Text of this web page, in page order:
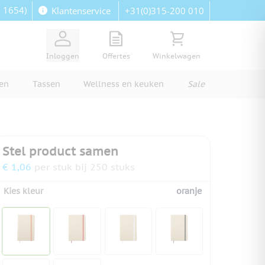
1654) Klantenservice +31(0)315-200 010
Inloggen
View quote, Quote is empty
Offertes
Bekijk winkelwagen,
Winkelwagen
Tassen Wellness en keuken Sale
Stel product samen
€ 1,06 per stuk bij 250 stuks
Kies kleur oranje